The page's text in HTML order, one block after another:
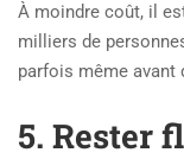
À moindre coût, il
milliers de
parfois même avant
5. Rester